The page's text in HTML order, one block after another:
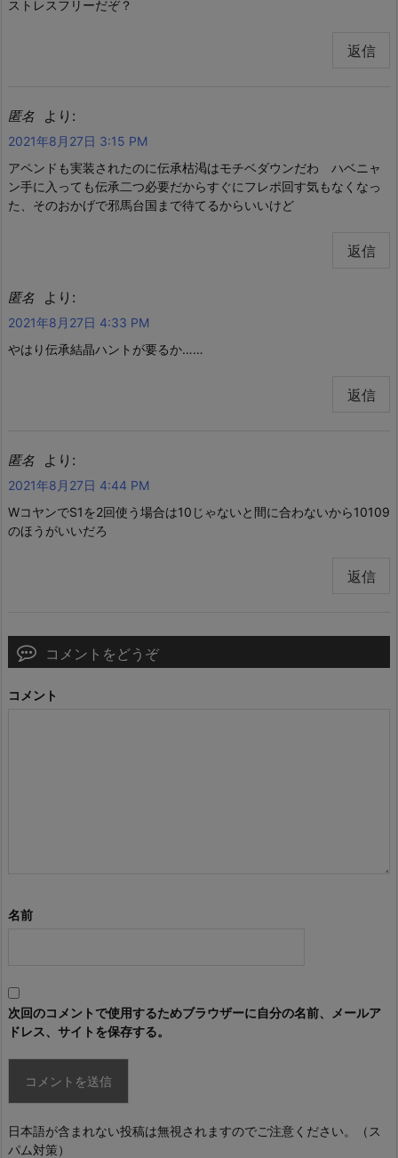
ストレスフリーだぞ？
返信
匿名 より:
2021年8月27日 3:15 PM
アペンドも実装されたのに伝承枯渇はモチベダウンだわ ハベニャ
ン手に入っても伝承二つ必要だからすぐにフレポ回す気もなくなっ
た、そのおかげで邪馬台国まで待てるからいいけど
返信
匿名 より:
2021年8月27日 4:33 PM
やはり伝承結晶ハントが要るか……
返信
匿名 より:
2021年8月27日 4:44 PM
WコヤンでS1を2回使う場合は10じゃないと間に合わないから10109
のほうがいいだろ
返信
コメントをどうぞ
コメント
名前
次回のコメントで使用するためブラウザーに自分の名前、メールア
ドレス、サイトを保存する。
日本語が含まれない投稿は無視されますのでご注意ください。（ス
パム対策）